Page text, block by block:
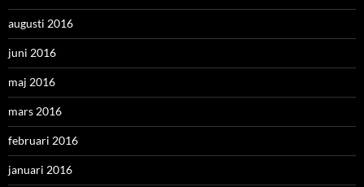
augusti 2016
juni 2016
maj 2016
mars 2016
februari 2016
januari 2016